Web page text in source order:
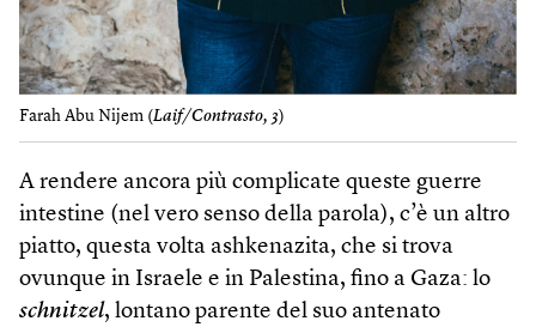
Farah Abu Nijem (Laif/Contrasto, 3)
A rendere ancora più complicate queste guerre
intestine (nel vero senso della parola), c’è un altro
piatto, questa volta ashkenazita, che si trova
ovunque in Israele e in Palestina, fino a Gaza: lo
schnitzel, lontano parente del suo antenato